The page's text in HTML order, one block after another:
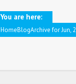
You are here:
HomeBlogArchive for Jun,